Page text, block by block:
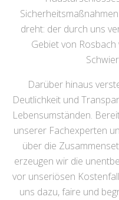
dreht: der durch uns
Gebiet von
Darüber hinaus
Deutlichkeit und
Lebensumständen.
unserer Fachexperten
über die
erzeugen wir die
vor unseriösen
uns dazu, faire und